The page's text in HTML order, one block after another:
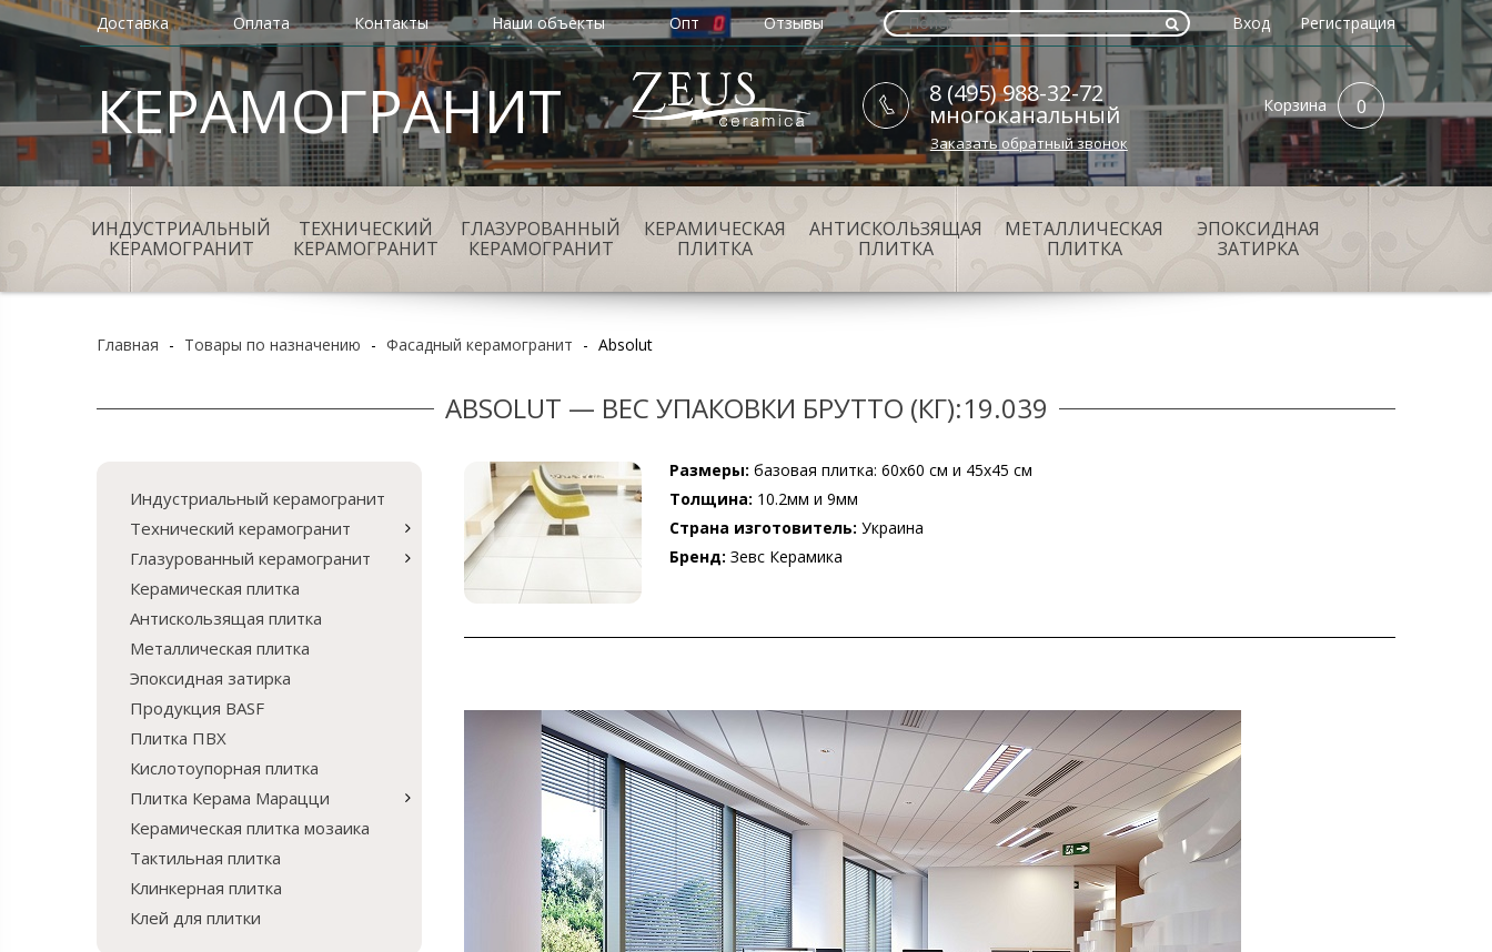
Доставка Оплата Контакты Наши объекты Опт Отзывы Вход Регистрация
КЕРАМОГРАНИТ Корзина 0
8 (495) 988-32-72
многоканальный
Заказать обратный звонок
ИНДУСТРИАЛЬНЫЙ
КЕРАМОГРАНИТ
ТЕХНИЧЕСКИЙ
КЕРАМОГРАНИТ
ГЛАЗУРОВАННЫЙ
КЕРАМОГРАНИТ
КЕРАМИЧЕСКАЯ
ПЛИТКА
АНТИСКОЛЬЗЯЩАЯ
ПЛИТКА
МЕТАЛЛИЧЕСКАЯ
ПЛИТКА
ЭПОКСИДНАЯ
ЗАТИРКА
Главная - Товары по назначению - Фасадный керамогранит - Absolut
ABSOLUT — ВЕС УПАКОВКИ БРУТТО (КГ):19.039
Индустриальный керамогранит
Технический керамогранит
Глазурованный керамогранит
Керамическая плитка
Антискользящая плитка
Металлическая плитка
Эпоксидная затирка
Продукция BASF
Плитка ПВХ
Кислотоупорная плитка
Плитка Керама Марацци
Керамическая плитка мозаика
Тактильная плитка
Клинкерная плитка
Клей для плитки
Размеры: базовая плитка: 60х60 см и 45х45 см
Толщина: 10.2мм и 9мм
Страна изготовитель: Украина
Бренд: Зевс Керамика